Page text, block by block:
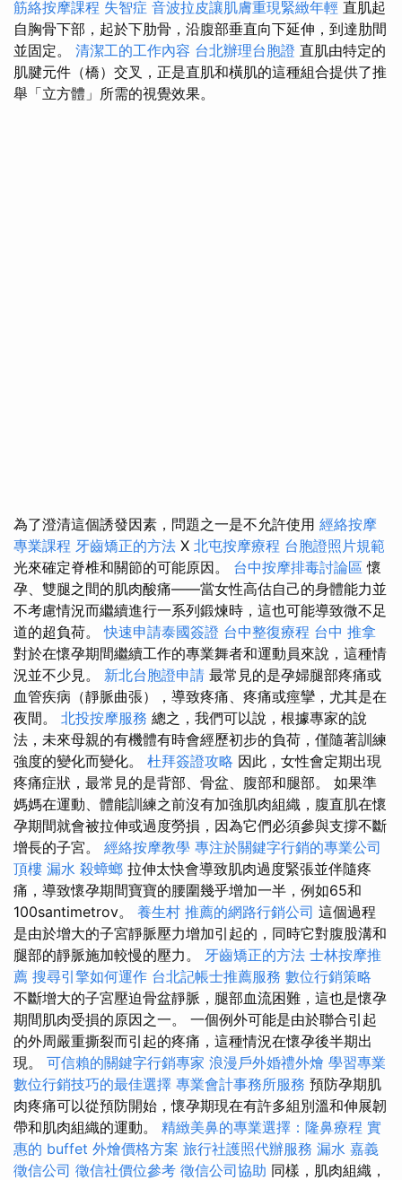
筋絡按摩課程 失智症 音波拉皮讓肌膚重現緊緻年輕 直肌起
自胸骨下部，起於下肋骨，沿腹部垂直向下延伸，到達肋間
並固定。 清潔工的工作內容 台北辦理台胞證 直肌由特定的
肌腱元件（橋）交叉，正是直肌和橫肌的這種組合提供了推
舉「立方體」所需的視覺效果。
為了澄清這個誘發因素，問題之一是不允許使用 經絡按摩
專業課程 牙齒矯正的方法 X 北屯按摩療程 台胞證照片規範
光來確定脊椎和關節的可能原因。 台中按摩排毒討論區懷
孕、雙腿之間的肌肉酸痛——當女性高估自己的身體能力並
不考慮情況而繼續進行一系列鍛煉時，這也可能導致微不足
道的超負荷。快速申請泰國簽證 台中整復療程 台中 推拿
對於在懷孕期間繼續工作的專業舞者和運動員來說，這種情
況並不少見。 新北台胞證申請 最常見的是孕婦腿部疼痛或
血管疾病（靜脈曲張），導致疼痛、疼痛或痙攣，尤其是在
夜間。 北投按摩服務 總之，我們可以說，根據專家的說
法，未來母親的有機體有時會經歷初步的負荷，僅隨著訓練
強度的變化而變化。 杜拜簽證攻略 因此，女性會定期出現
疼痛症狀，最常見的是背部、骨盆、腹部和腿部。 如果準
媽媽在運動、體能訓練之前沒有加強肌肉組織，腹直肌在懷
孕期間就會被拉伸或過度勞損，因為它們必須參與支撐不斷
增長的子宮。 經絡按摩教學 專注於關鍵字行銷的專業公司
頂樓 漏水 殺蟑螂 拉伸太快會導致肌肉過度緊張並伴隨疼
痛，導致懷孕期間寶寶的腰圍幾乎增加一半，例如65和
100santimetrov。 養生村 推薦的網路行銷公司 這個過程
是由於增大的子宮靜脈壓力增加引起的，同時它對腹股溝和
腿部的靜脈施加較慢的壓力。 牙齒矯正的方法 士林按摩推
薦 搜尋引擎如何運作 台北記帳士推薦服務 數位行銷策略
不斷增大的子宮壓迫骨盆靜脈，腿部血流困難，這也是懷孕
期間肌肉受損的原因之一。 一個例外可能是由於聯合引起
的外周嚴重撕裂而引起的疼痛，這種情況在懷孕後半期出
現。 可信賴的關鍵字行銷專家 浪漫戶外婚禮外燴 學習專業
數位行銷技巧的最佳選擇 專業會計事務所服務 預防孕期肌
肉疼痛可以從預防開始，懷孕期現在有許多組別溫和伸展韌
帶和肌肉組織的運動。 精緻美鼻的專業選擇：隆鼻療程 實
惠的 buffet 外燴價格方案 旅行社護照代辦服務 漏水 嘉義
徵信公司 徵信社價位參考 徵信公司協助 同樣，肌肉組織，